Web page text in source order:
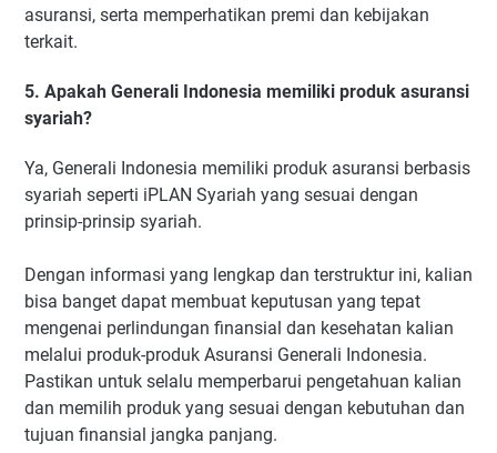
asuransi, serta memperhatikan premi dan kebijakan
terkait.
5. Apakah Generali Indonesia memiliki produk asuransi
syariah?
Ya, Generali Indonesia memiliki produk asuransi berbasis
syariah seperti iPLAN Syariah yang sesuai dengan
prinsip-prinsip syariah.
Dengan informasi yang lengkap dan terstruktur ini, kalian
bisa banget dapat membuat keputusan yang tepat
mengenai perlindungan finansial dan kesehatan kalian
melalui produk-produk Asuransi Generali Indonesia.
Pastikan untuk selalu memperbarui pengetahuan kalian
dan memilih produk yang sesuai dengan kebutuhan dan
tujuan finansial jangka panjang.